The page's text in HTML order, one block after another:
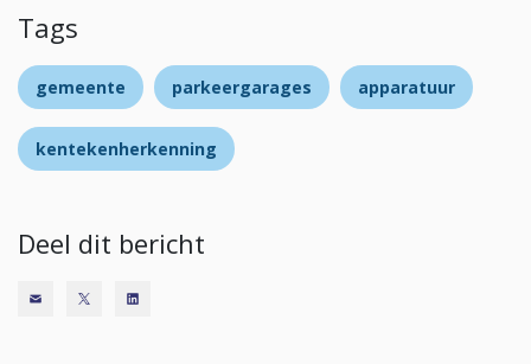
Tags
gemeente parkeergarages apparatuur
kentekenherkenning
Deel dit bericht